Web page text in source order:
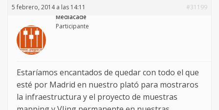
5 febrero, 2014 a las 14:11
#31199
Mediacade
Participante
Estaríamos encantados de quedar con todo el que
esté por Madrid en nuestro plató para mostraros
la infraestructura y el proyecto de muestras